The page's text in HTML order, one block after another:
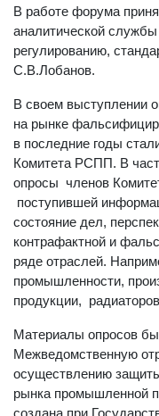
В работе форума
аналитической
регулированию,
С.В.Лобанов.
В своем выступлении
на рынке
в последние годы
Комитета РСПП. В
опросы членов
поступившей
состояние дел,
контрафактной и
ряде отраслей.
промышленности,
продукции,
Материалы опросов
Межведомственную
осуществлению
рынка промышленной
создана при